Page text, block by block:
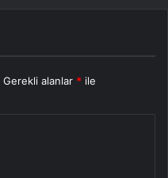
Gerekli alanlar * ile